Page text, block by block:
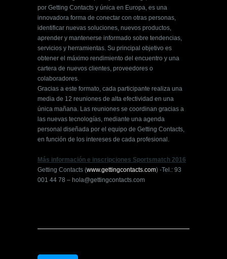
por Getting Contacts y única en Europa, es una
innovadora forma de conectar con otras personas,
identificar nuevas soluciones, nuevos productos,
aprender y mantenerse informado sobre tendencias,
servicios y herramientas. Su principal objetivo es
obtener el máximo rendimiento del encuentro y una
cartera de nuevos clientes, proveedores o
colaboradores.
Gracias a este formato, cada participante realiza una
media de 12 reuniones de alta efectividad en una
única mañana. Las reuniones se coordinan gracias a
las nuevas tecnologías, mediante una agenda
personal diseñada por el equipo de Getting Contacts,
en función de los intereses de cada profesional.
Más información e inscripciones Sportsmatch 2016
Getting Contacts (www.gettingcontacts.com) -Tel.: 93
001 44 78 – hola@gettingcontacts.com